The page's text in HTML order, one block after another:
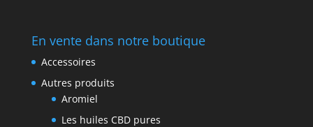
En vente dans notre boutique
Accessoires
Autres produits
Aromiel
Les huiles CBD pures